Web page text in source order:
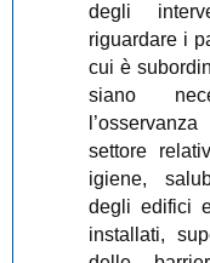
degli
riguardare i
cui è
siano
settore
igiene,
degli edifici
installati,